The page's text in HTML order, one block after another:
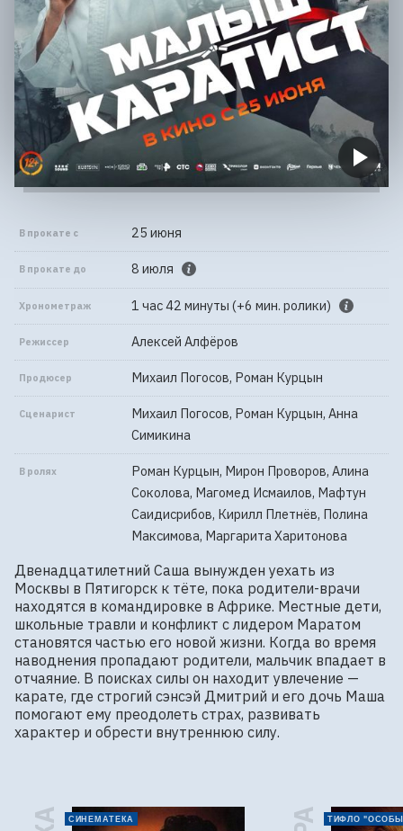
В прокате с 25 июня
В прокате до 8 июля
Хронометраж 1 час 42 минуты (+6 мин. ролики)
Режиссер Алексей Алфёров
Продюсер Михаил Погосов, Роман Курцын
Сценарист
Михаил Погосов, Роман Курцын, Анна
Симикина
В ролях
Роман Курцын, Мирон Проворов, Алина
Соколова, Магомед Исмаилов, Мафтун
Саидисрибов, Кирилл Плетнёв, Полина
Максимова, Маргарита Харитонова
Двенадцатилетний Саша вынужден уехать из
Москвы в Пятигорск к тёте, пока родители-врачи
находятся в командировке в Африке. Местные дети,
школьные травли и конфликт с лидером Маратом
становятся частью его новой жизни. Когда во время
наводнения пропадают родители, мальчик впадает в
отчаяние. В поисках силы он находит увлечение —
карате, где строгий сэнсэй Дмитрий и его дочь Маша
помогают ему преодолеть страх, развивать
характер и обрести внутреннюю силу.
СИНЕМАТЕКА ТИФЛО